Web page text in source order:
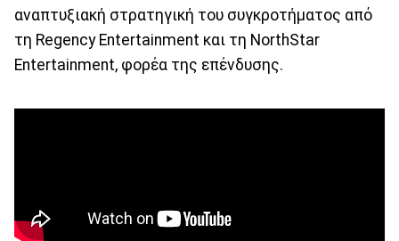
αναπτυξιακή στρατηγική του συγκροτήματος από
τη Regency Entertainment και τη NorthStar
Entertainment, φορέα της επένδυσης.